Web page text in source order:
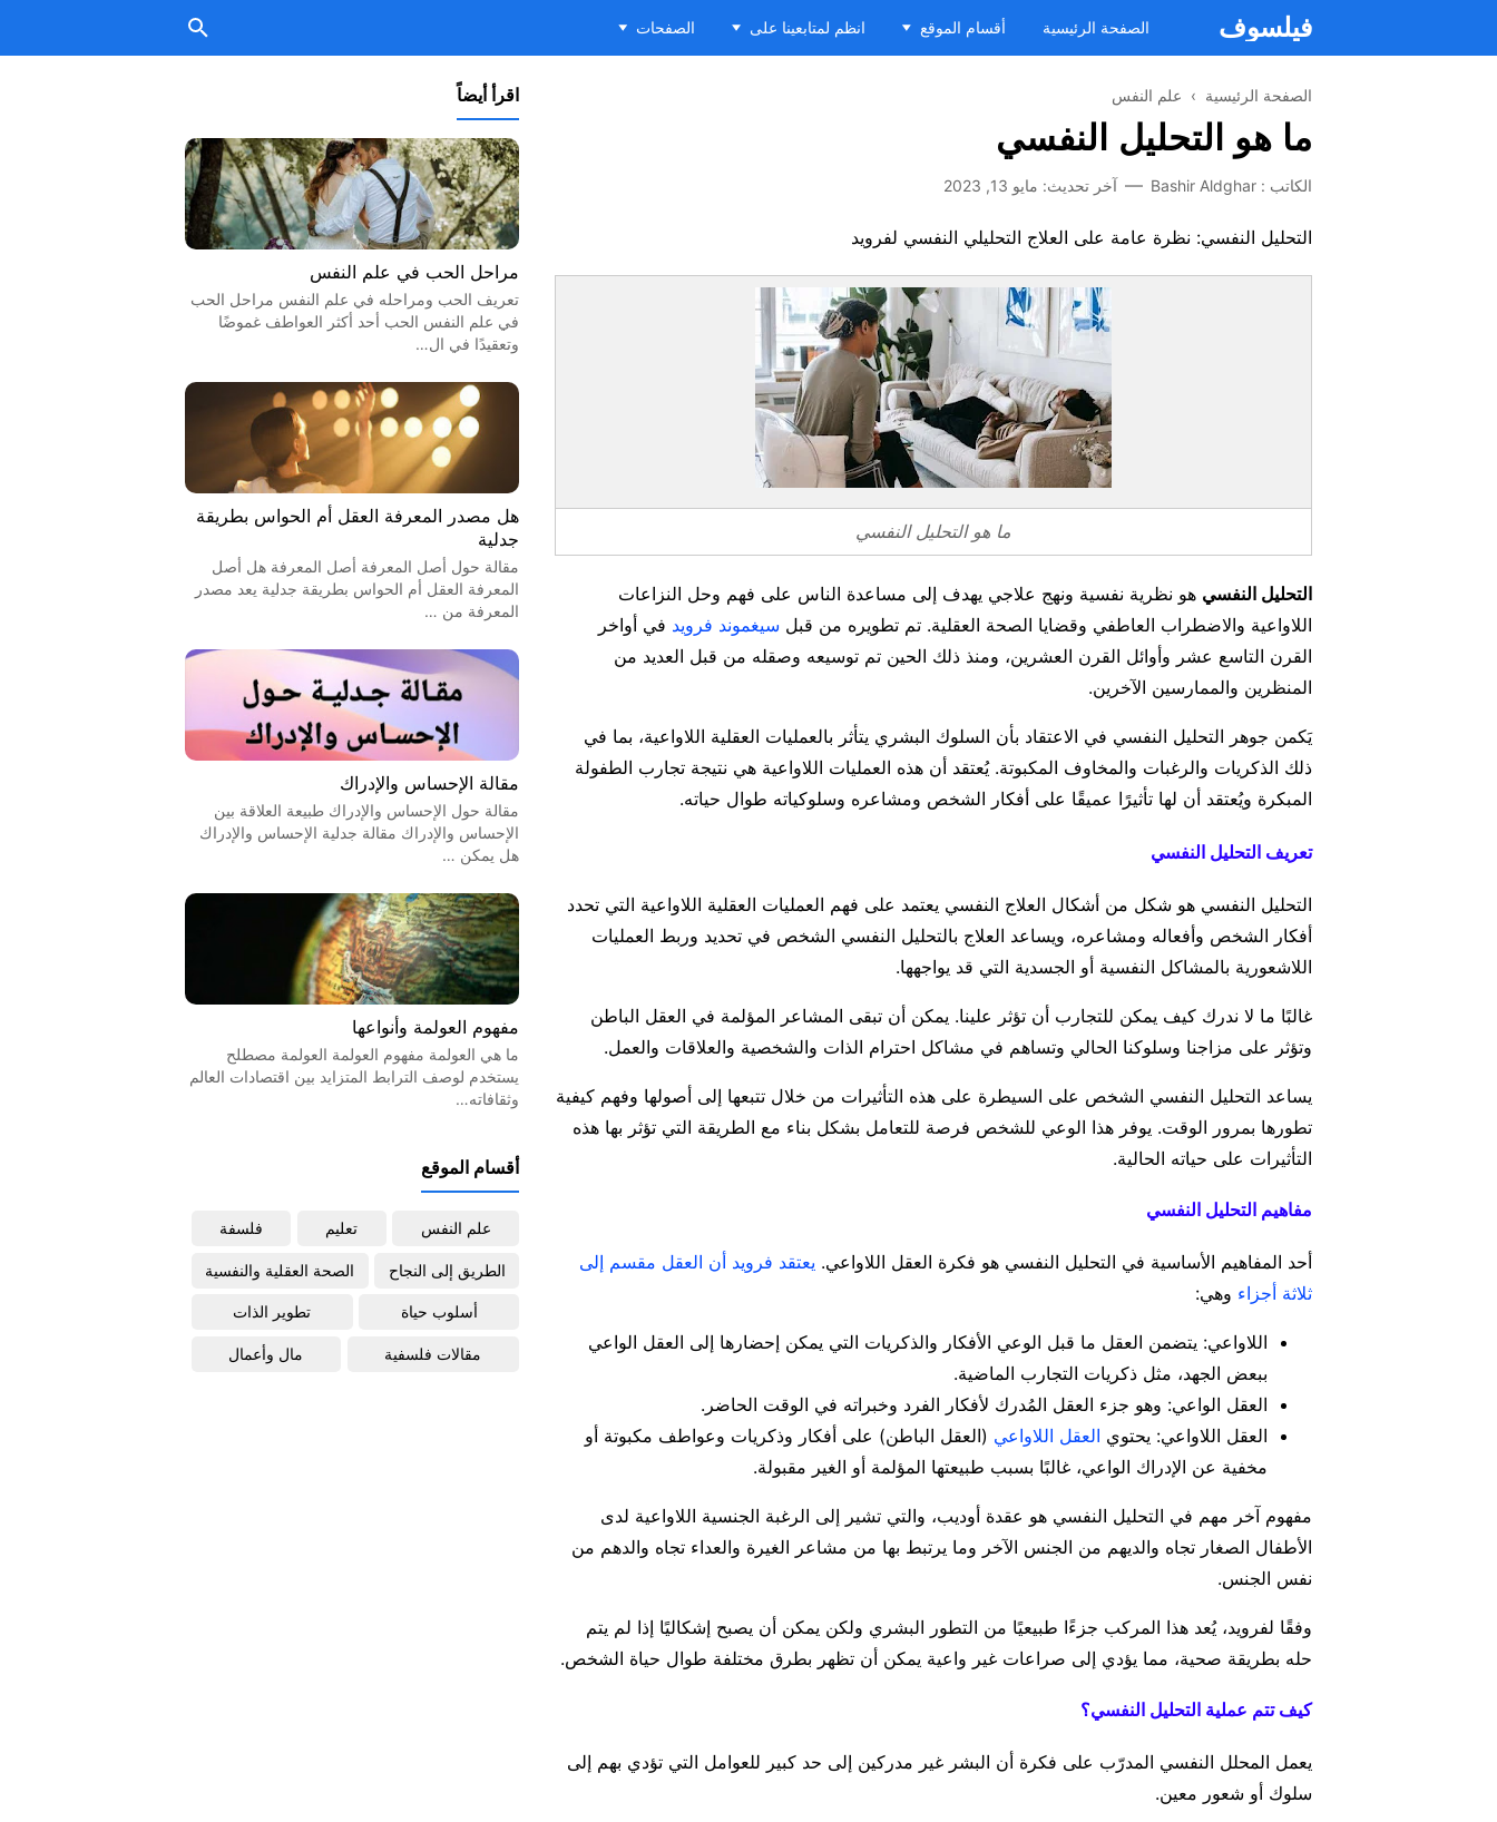
فيلسوف الصفحة الرئيسية أقسام الموقع انظم لمتابعينا على الصفحات
الصفحة الرئيسية › علم النفس
ما هو التحليل النفسي
الكاتب : Bashir Aldghar آخر تحديث: مايو 13, 2023
التحليل النفسي: نظرة عامة على العلاج التحليلي النفسي لفرويد
ما هو التحليل النفسي
التحليل النفسي هو نظرية نفسية ونهج علاجي يهدف إلى مساعدة الناس على فهم وحل النزاعات
اللاواعية والاضطراب العاطفي وقضايا الصحة العقلية. تم تطويره من قبل سيغموند فرويد في أواخر
القرن التاسع عشر وأوائل القرن العشرين، ومنذ ذلك الحين تم توسيعه وصقله من قبل العديد من
المنظرين والممارسين الآخرين.
يَكمن جوهر التحليل النفسي في الاعتقاد بأن السلوك البشري يتأثر بالعمليات العقلية اللاواعية، بما في
ذلك الذكريات والرغبات والمخاوف المكبوتة. يُعتقد أن هذه العمليات اللاواعية هي نتيجة تجارب الطفولة
المبكرة ويُعتقد أن لها تأثيرًا عميقًا على أفكار الشخص ومشاعره وسلوكياته طوال حياته.
تعريف التحليل النفسي
التحليل النفسي هو شكل من أشكال العلاج النفسي يعتمد على فهم العمليات العقلية اللاواعية التي تحدد
أفكار الشخص وأفعاله ومشاعره، ويساعد العلاج بالتحليل النفسي الشخص في تحديد وربط العمليات
اللاشعورية بالمشاكل النفسية أو الجسدية التي قد يواجهها.
غالبًا ما لا ندرك كيف يمكن للتجارب أن تؤثر علينا. يمكن أن تبقى المشاعر المؤلمة في العقل الباطن
وتؤثر على مزاجنا وسلوكنا الحالي وتساهم في مشاكل احترام الذات والشخصية والعلاقات والعمل.
يساعد التحليل النفسي الشخص على السيطرة على هذه التأثيرات من خلال تتبعها إلى أصولها وفهم كيفية
تطورها بمرور الوقت. يوفر هذا الوعي للشخص فرصة للتعامل بشكل بناء مع الطريقة التي تؤثر بها هذه
التأثيرات على حياته الحالية.
مفاهيم التحليل النفسي
أحد المفاهيم الأساسية في التحليل النفسي هو فكرة العقل اللاواعي. يعتقد فرويد أن العقل مقسم إلى
ثلاثة أجزاء وهي:
اللاواعي: يتضمن العقل ما قبل الوعي الأفكار والذكريات التي يمكن إحضارها إلى العقل الواعي
ببعض الجهد، مثل ذكريات التجارب الماضية.
العقل الواعي: وهو جزء العقل المُدرك لأفكار الفرد وخبراته في الوقت الحاضر.
العقل اللاواعي: يحتوي العقل اللاواعي (العقل الباطن) على أفكار وذكريات وعواطف مكبوتة أو
مخفية عن الإدراك الواعي، غالبًا بسبب طبيعتها المؤلمة أو الغير مقبولة.
مفهوم آخر مهم في التحليل النفسي هو عقدة أوديب، والتي تشير إلى الرغبة الجنسية اللاواعية لدى
الأطفال الصغار تجاه والديهم من الجنس الآخر وما يرتبط بها من مشاعر الغيرة والعداء تجاه والدهم من
نفس الجنس.
وفقًا لفرويد، يُعد هذا المركب جزءًا طبيعيًا من التطور البشري ولكن يمكن أن يصبح إشكاليًا إذا لم يتم
حله بطريقة صحية، مما يؤدي إلى صراعات غير واعية يمكن أن تظهر بطرق مختلفة طوال حياة الشخص.
كيف تتم عملية التحليل النفسي؟
يعمل المحلل النفسي المدرّب على فكرة أن البشر غير مدركين إلى حد كبير للعوامل التي تؤدي بهم إلى
سلوك أو شعور معين.
اقرأ أيضاً
مراحل الحب في علم النفس
تعريف الحب ومراحله في علم النفس مراحل الحب
في علم النفس الحب أحد أكثر العواطف غموضًا
وتعقيدًا في ال…
هل مصدر المعرفة العقل أم الحواس بطريقة
جدلية
مقالة حول أصل المعرفة أصل المعرفة هل أصل
المعرفة العقل أم الحواس بطريقة جدلية يعد مصدر
المعرفة من …
مقالة الإحساس والإدراك
مقالة حول الإحساس والإدراك طبيعة العلاقة بين
الإحساس والإدراك مقالة جدلية الإحساس والإدراك
هل يمكن …
مفهوم العولمة وأنواعها
ما هي العولمة مفهوم العولمة العولمة مصطلح
يستخدم لوصف الترابط المتزايد بين اقتصادات العالم
وثقافاته…
أقسام الموقع
علم النفس تعليم فلسفة
الطريق إلى النجاح الصحة العقلية والنفسية
أسلوب حياة تطوير الذات
مقالات فلسفية مال وأعمال